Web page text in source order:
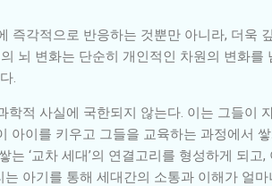
즉각적으로 반응하는 것뿐만 아니라, 더욱
뇌 변화는 단순히 개인적인 차원의 변화를
.
적 사실에 국한되지 않는다. 이는 그들이
아이를 키우고 그들을 교육하는 과정에서
‘교차 세대’의 연결고리를 형성하게 되
아기를 통해 세대간의 소통과 이해가 얼